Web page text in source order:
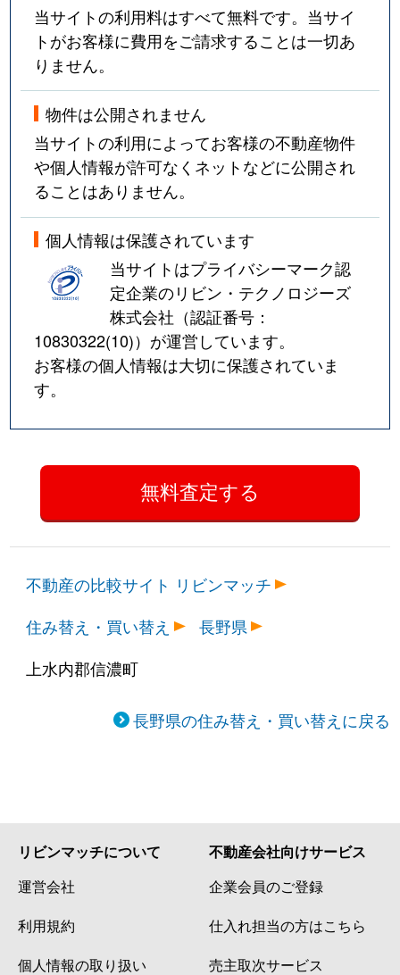
当サイトの利用料はすべて無料です。当サイ
トがお客様に費用をご請求することは一切あ
りません。
物件は公開されません
当サイトの利用によってお客様の不動産物件
や個人情報が許可なくネットなどに公開され
ることはありません。
個人情報は保護されています
当サイトはプライバシーマーク認
定企業のリビン・テクノロジーズ
株式会社（認証番号：
10830322(10)）が運営しています。
お客様の個人情報は大切に保護されていま
す。
不動産の比較サイト リビンマッチ
住み替え・買い替え
長野県
上水内郡信濃町
長野県の住み替え・買い替えに戻る
リビンマッチについて
運営会社
利用規約
個人情報の取り扱い
不動産会社向けサービス
企業会員のご登録
仕入れ担当の方はこちら
売主取次サービス